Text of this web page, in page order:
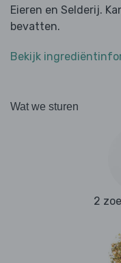
Eieren en Selderij.
bevatten.
Bekijk
Wat we sturen
2